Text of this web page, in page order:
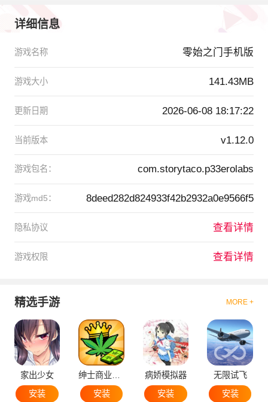
详细信息
游戏名称 零始之门手机版
游戏大小 141.43MB
更新日期 2026-06-08 18:17:22
当前版本 v1.12.0
游戏包名： com.storytaco.p33erolabs
游戏md5： 8deed282d824933f42b2932a0e9566f5
隐私协议 查看详情
游戏权限 查看详情
精选手游 MORE +
家出少女
安装
安装
病娇模拟器
安装
无限试飞
安装